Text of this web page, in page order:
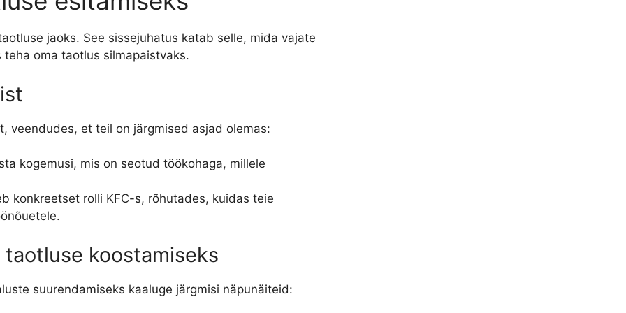
jaoks. See sissejuhatus katab selle, mida vajate
oma taotlus silmapaistvaks.
veendudes, et teil on järgmised asjad olemas:
kogemusi, mis on seotud töökohaga, millele
konkreetset rolli KFC-s, rõhutades, kuidas teie
koostamiseks
suurendamiseks kaaluge järgmisi näpunäiteid: